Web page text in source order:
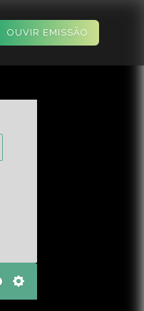
OUVIR EMISSÃO
Settings